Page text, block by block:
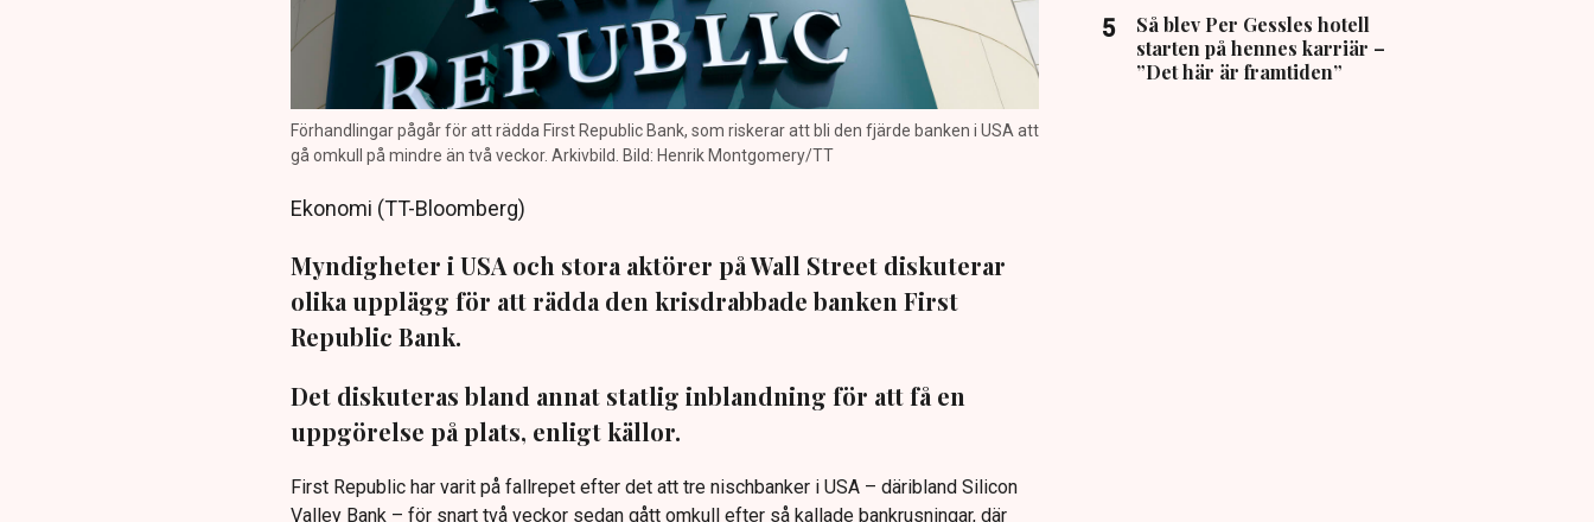
Förhandlingar pågår för att rädda First Republic Bank, som riskerar att bli den fjärde banken i USA att
gå omkull på mindre än två veckor. Arkivbild. Bild: Henrik Montgomery/TT
Ekonomi (TT-Bloomberg)
Myndigheter i USA och stora aktörer på Wall Street diskuterar
olika upplägg för att rädda den krisdrabbade banken First
Republic Bank.
Det diskuteras bland annat statlig inblandning för att få en
uppgörelse på plats, enligt källor.
First Republic har varit på fallrepet efter det att tre nischbanker i USA – däribland Silicon
Valley Bank – för snart två veckor sedan gått omkull efter så kallade bankrusningar, där
Så blev Per Gessles hotell
starten på hennes karriär –
”Det här är framtiden”